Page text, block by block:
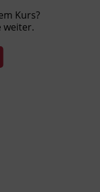
Kurs?
weiter.